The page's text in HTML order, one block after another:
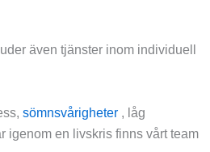
även tjänster inom individuell
sömnsvårigheter , låg
igenom en livskris finns vårt team